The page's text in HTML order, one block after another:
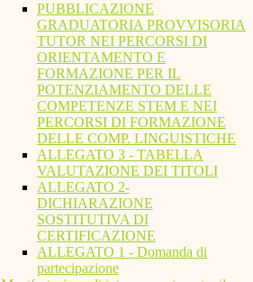
PUBBLICAZIONE
GRADUATORIA PROVVISORIA
TUTOR NEI PERCORSI DI
ORIENTAMENTO E
FORMAZIONE PER IL
POTENZIAMENTO DELLE
COMPETENZE STEM E NEI
PERCORSI DI FORMAZIONE
DELLE COMP. LINGUISTICHE
ALLEGATO 3 - TABELLA
VALUTAZIONE DEI TITOLI
ALLEGATO 2-
DICHIARAZIONE
SOSTITUTIVA DI
CERTIFICAZIONE
ALLEGATO 1 - Domanda di
partecipazione